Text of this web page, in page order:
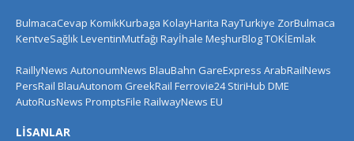
BulmacaCevap KomikKurbaga KolayHarita RayTurkiye ZorBulmaca
KentveSağlıkLeventinMutfağı Rayİhale MeşhurBlogTOKİEmlak
RaillyNews AutonoumNews BlauBahn GareExpress ArabRailNews
PersRail BlauAutonom GreekRail Ferrovie24 StiriHub DME
AutoRusNews PromptsFile RailwayNews EU
LISANLAR